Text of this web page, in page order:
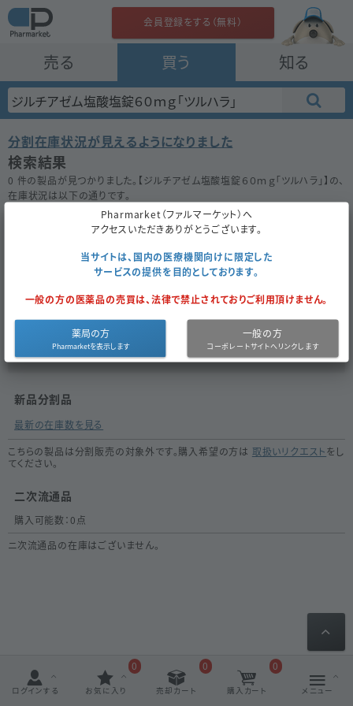
売る 買う 知る
会員登録をする（無料）
分割在庫状況が見えるようになりました
検索結果
0 件の製品が見つかりました。【ジルチアゼム塩酸塩錠６０ｍｇ「ツルハラ」 】の、
在庫状況は以下の通りです。
在庫がない場合は★ボタンを押してお気に入り登録をしておきましょう。
200件
ジルチアゼム塩酸塩錠６０ｍｇ「ツルハラ」
お気に入り
内
服
医薬品種
別
発
ジルチアゼム
塩酸塩
で探す
新品分割品
最新の在庫数を見る
こちらの製品は分割販売の対象外です。購入希望の方は 取扱いリクエストをし
てください。
二次流通品
購入可能数：0点
ニ次流通品の在庫はございません。
ログインする お気に入り
0
売却カート
0
購入カート
0
メニュー
Pharmarket（ファルマーケット）へ
アクセスいただきありがとうございます。
当サイトは、国内の医療機関向けに限定した
サービスの提供を目的としております。
一般の方の医薬品の売買は、法律で禁止されておりご利用頂けません。
薬局の方 一般の方